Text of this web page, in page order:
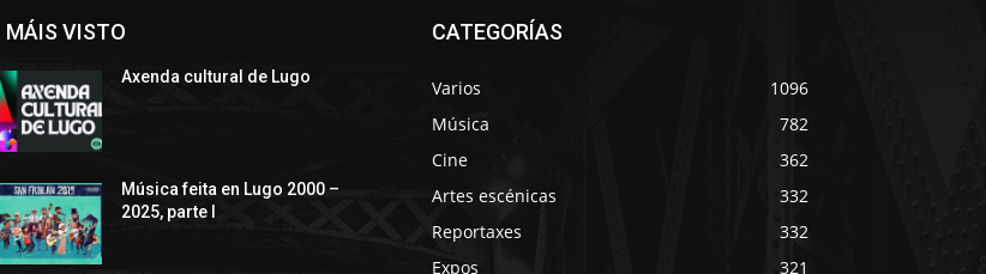
MÁIS VISTO
Axenda cultural de Lugo
Música feita en Lugo 2000 –
2025, parte I
CATEGORÍAS
Varios
1096
Música
782
Cine
362
Artes escénicas
332
Reportaxes
332
Expos
321